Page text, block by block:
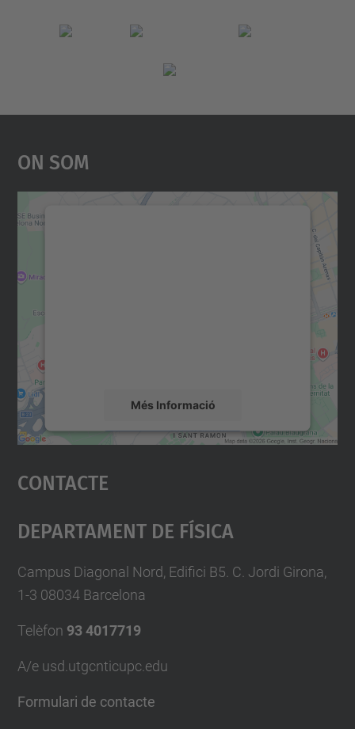
On Som
Més Informació
Accepta
powered by
Contacte
Departament De Física
Campus Diagonal Nord, Edifici B5. C. Jordi Girona,
1-3 08034 Barcelona
Telèfon 93 4017719
A/e usd.utgcnticupc.edu
Formulari de contacte